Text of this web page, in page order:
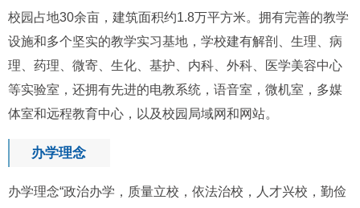
校园占地30余亩，建筑面积约1.8万平方米。拥有完善的教学
设施和多个坚实的教学实习基地，学校建有解剖、生理、病
理、药理、微寄、生化、基护、内科、外科、医学美容中心
等实验室，还拥有先进的电教系统，语音室，微机室，多媒
体室和远程教育中心，以及校园局域网和网站。
办学理念
办学理念“政治办学，质量立校，依法治校，人才兴校，勤俭